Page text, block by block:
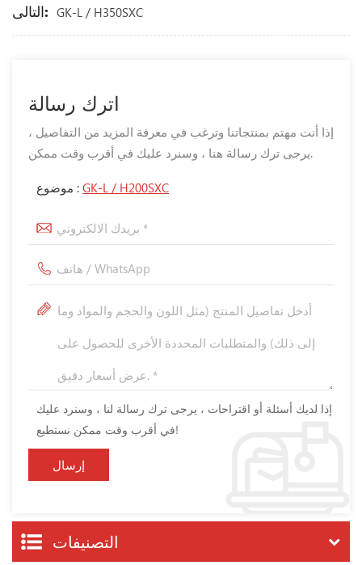
التالى: GK-L / H350SXC
اترك رسالة
إذا أنت مهتم بمنتجاتنا وترغب في معرفة المزيد من التفاصيل ،
يرجى ترك رسالة هنا ، وسنرد عليك في أقرب وقت ممكن.
موضوع : GK-L / H200SXC
إذا لديك أسئلة أو اقتراحات ، يرجى ترك رسالة لنا ، وسنرد عليك
في أقرب وقت ممكن نستطيع!
التصنيفات